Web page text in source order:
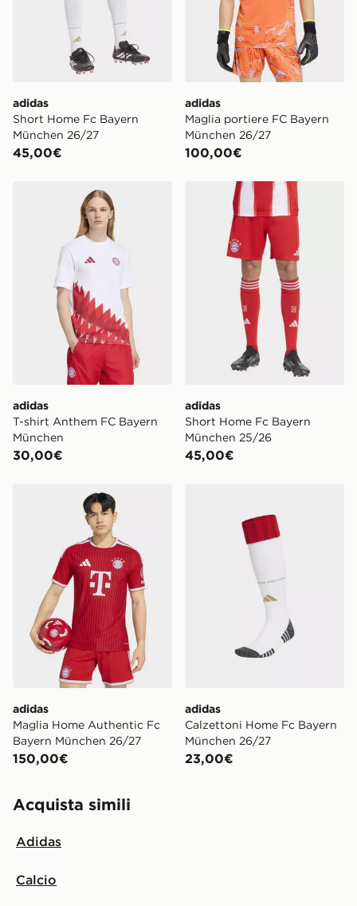
adidas
Short Home Fc Bayern
München 26/27
45,00€
adidas
Maglia portiere FC Bayern
München 26/27
100,00€
adidas T-shirt Anthem FC Bayern München
adidas
T-shirt Anthem FC Bayern
München
30,00€
adidas Short Home Fc
adidas
Short Home Fc Bayern
München 25/26
45,00€
adidas Maglia Home Authentic Fc Bayern München
adidas
Maglia Home Authentic Fc
Bayern München 26/27
150,00€
adidas
Calzettoni Home Fc Bayern
München 26/27
23,00€
Acquista simili
Adidas
Calcio